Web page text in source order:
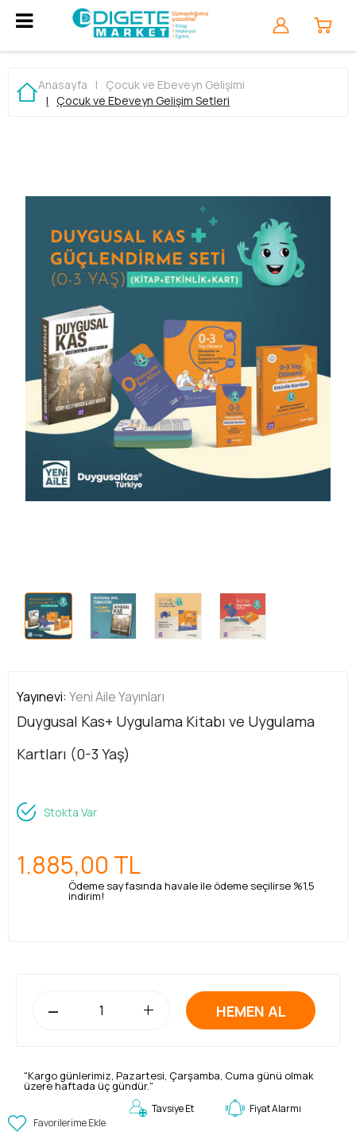
Anasayfa |
Çocuk ve Ebeveyn Gelişimi
|
Çocuk ve Ebeveyn Gelişim Setleri
Yayınevi: Yeni Aile Yayınları
Duygusal Kas+ Uygulama Kitabı ve Uygulama
Kartları (0-3 Yaş)
Stokta Var
1.885,00 TL
Ödeme sayfasında havale ile ödeme seçilirse %1,5
indirim!
- + HEMEN AL
"Kargo günlerimiz, Pazartesi, Çarşamba, Cuma günü olmak
üzere haftada üç gündür."
Favorilerime Ekle
Tavsiye Et Fiyat Alarmı